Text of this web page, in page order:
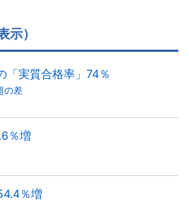
示）
「実質合格率」74％
の差
％増
％増